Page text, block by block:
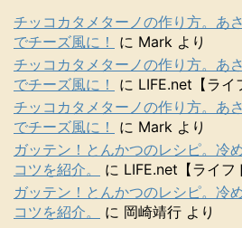
チッコカタメターノの作り方。あ
でチーズ風に！
に Mark より
チッコカタメターノの作り方。あ
でチーズ風に！
に LIFE.net【ライ
チッコカタメターノの作り方。あ
でチーズ風に！
に Mark より
ガッテン！とんかつのレシピ。冷
コツを紹介。
に LIFE.net【ライフ
ガッテン！とんかつのレシピ。冷
コツを紹介。
に 岡崎靖行 より